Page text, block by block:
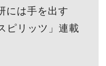
には手を出す
ピリッツ」連載